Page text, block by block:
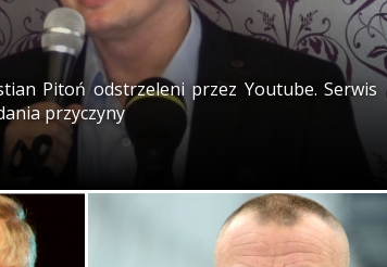
Pitoń odstrzeleni przez Youtube. Serwis
przyczyny